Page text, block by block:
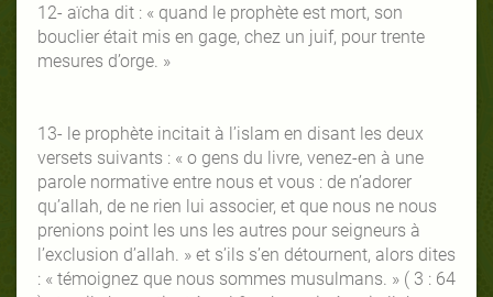
12- aïcha dit : « quand le prophète est mort, son
bouclier était mis en gage, chez un juif, pour trente
mesures d’orge. »
13- le prophète incitait à l’islam en disant les deux
versets suivants : « o gens du livre, venez-en à une
parole normative entre nous et vous : de n’adorer
qu’allah, de ne rien lui associer, et que nous ne nous
prenions point les uns les autres pour seigneurs à
l’exclusion d’allah. » et s’ils s’en détournent, alors dites
: « témoignez que nous sommes musulmans. » ( 3 : 64